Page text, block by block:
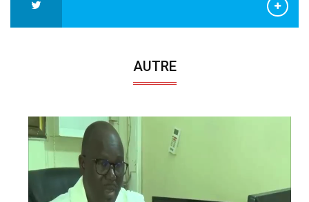
AUTRE